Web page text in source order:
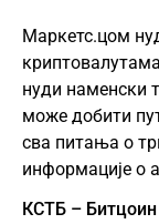
Маркетс.цом
нуди наменски
може добити
сва питања о
информације о
КСТБ –